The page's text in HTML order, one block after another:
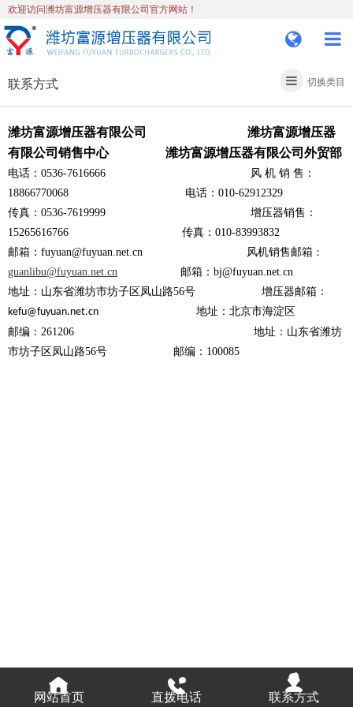
欢迎访问潍坊富源增压器有限公司官方网站！
切换类目
联系方式
潍坊富源增压器有限公司 潍坊富源增压器
有限公司销售中心 潍坊富源增压器有限公司外贸部
电话：0536-7616666 风 机 销 售：
18866770068 电话：010-62912329
传真：0536-7619999 增压器销售：
15265616766 传真：010-83993832
邮箱：fuyuan@fuyuan.net.cn 风机销售邮箱 ：
guanlibu@fuyuan.net.cn
邮箱：bj@fuyuan.net.cn
地址：山东省潍坊市坊子区凤山路56号 增压器邮箱：
kefu@fuyuan.net.cn 地址：北京市海淀区
邮编：261206 地址：山东省潍坊
市坊子区凤山路56号 邮编：100085
网站首页 直拨电话 联系方式